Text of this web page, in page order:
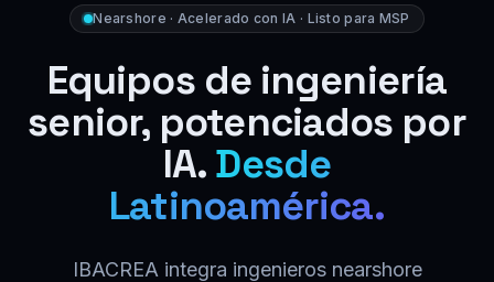
Nearshore · Acelerado con IA · Listo para MSP
Equipos de ingeniería
senior, potenciados por
IA.Desde
Latinoamérica.
IBACREA integra ingenieros nearshore